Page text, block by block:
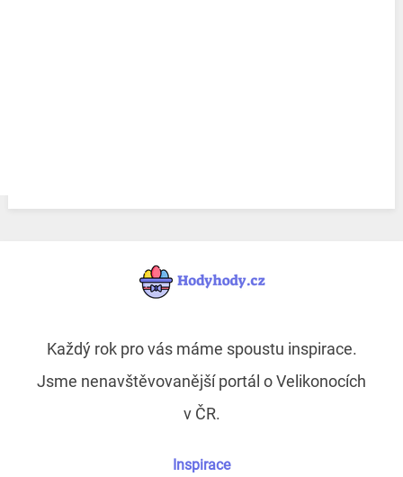
Každý rok pro vás máme spoustu inspirace.
Jsme nenavštěvovanější portál o Velikonocích
v ČR.
Inspirace